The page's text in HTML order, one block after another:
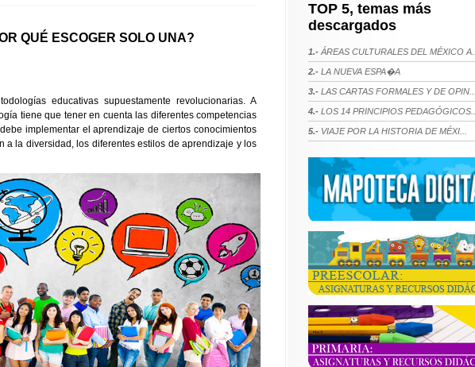
QUÉ ESCOGER SOLO UNA?
educativas supuestamente revolucionarias. A
tiene que tener en cuenta las diferentes competencias
implementar el aprendizaje de ciertos conocimientos
a la diversidad, los diferentes estilos de aprendizaje y los
TOP 5, temas más
descargados
1.- ÁREAS CULTURALES DEL MÉXICO A...
2.- LA NUEVA ESPA�A
3.- LAS CARTAS FORMALES Y DE OPIN...
4.- LOS 14 PRINCIPIOS PEDAGÓGICOS...
5.- VIAJE POR LA HISTORIA DE MÉXI...